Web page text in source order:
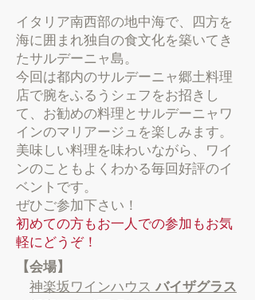
イタリア南西部の地中海で、四方を
海に囲まれ独自の食文化を築いてき
たサルデーニャ島。
今回は都内のサルデーニャ郷土料理
店で腕をふるうシェフをお招きし
て、お勧めの料理とサルデーニャワ
インのマリアージュを楽しみます。
美味しい料理を味わいながら、ワイ
ンのこともよくわかる毎回好評のイ
ベントです。
ぜひご参加下さい！
初めての方もお一人での参加もお気
軽にどうぞ！
【会場】
神楽坂ワインハウス バイザグラス